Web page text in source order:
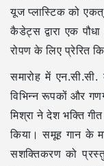
यूज प्लास्टिक को
कैडेट्स द्वारा एक
रोपण के लिए प्रेरित
समारोह में
विभिन्न रूपकों और
मिश्रा ने देश भक्ति
किया। समूह गान के
सशक्तिकरण को